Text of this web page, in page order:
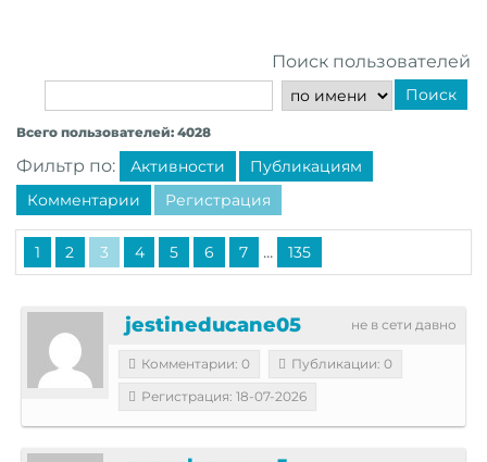
Поиск пользователей
Поиск
Всего пользователей: 4028
Фильтр по: Активности
Публикациям
Комментарии
Регистрация
1 2 3 4 5 6 7 ... 135
не в сети давно
jestineducane05
Комментарии: 0
Публикации: 0
Регистрация: 18-07-2026